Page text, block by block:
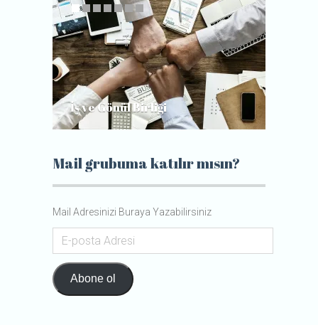
İş ve Gönül Birliği
Mail grubuma katılır mısın?
Mail Adresinizi Buraya Yazabilirsiniz
posta
Adresi
Abone ol